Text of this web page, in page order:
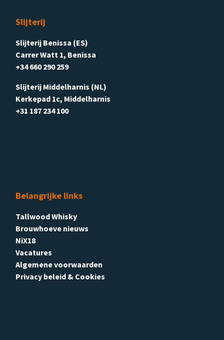
Slijterij
Slijterij Benissa (ES)
Carrer Watt 1, Benissa
+34 660 290 259
Slijterij Middelharnis (NL)
Kerkepad 1c, Middelharnis
+31 187 234 100
Belangrijke links
Tallwood Whisky
Brouwhoeve nieuws
NiX18
Vacatures
Algemene voorwaarden
Privacy beleid & Cookies